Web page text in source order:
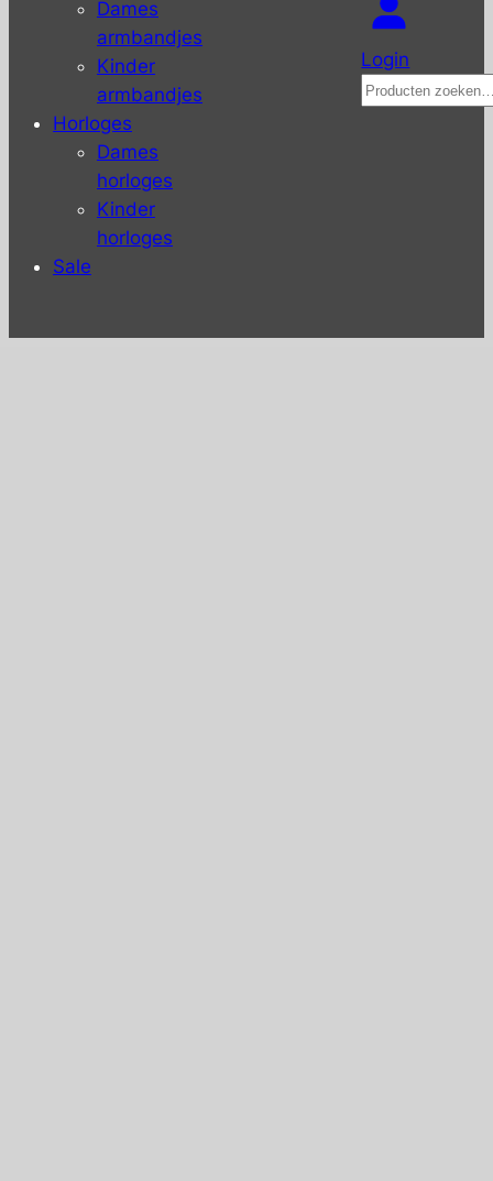
Dames
armbandjes
Kinder
armbandjes
Horloges
Dames
horloges
Kinder
horloges
Sale
Login
Zoeken